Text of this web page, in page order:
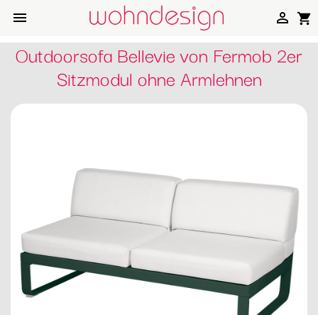
 shopping_cart

Outdoorsofa Bellevie von Fermob 2er
Sitzmodul ohne Armlehnen